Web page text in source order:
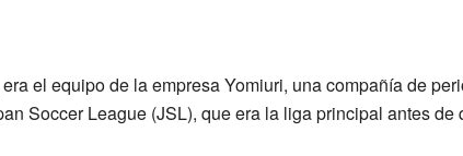
el equipo de la empresa Yomiuri, una compañía de
Soccer League (JSL), que era la liga principal antes de